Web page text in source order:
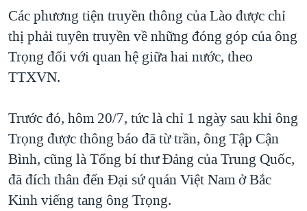
Các phương tiện truyền thông của Lào được chỉ
thị phải tuyên truyền về những đóng góp của ông
Trọng đối với quan hệ giữa hai nước, theo
TTXVN.
Trước đó, hôm 20/7, tức là chỉ 1 ngày sau khi ông
Trọng được thông báo đã từ trần, ông Tập Cận
Bình, cũng là Tổng bí thư Đảng của Trung Quốc,
đã đích thân đến Đại sứ quán Việt Nam ở Bắc
Kinh viếng tang ông Trọng.